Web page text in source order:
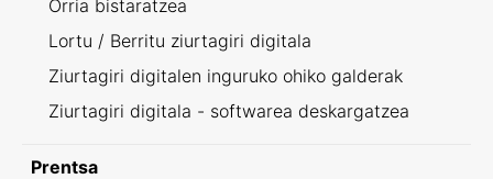
Orria bistaratzea
Lortu / Berritu ziurtagiri digitala
Ziurtagiri digitalen inguruko ohiko galderak
Ziurtagiri digitala - softwarea deskargatzea
Prentsa